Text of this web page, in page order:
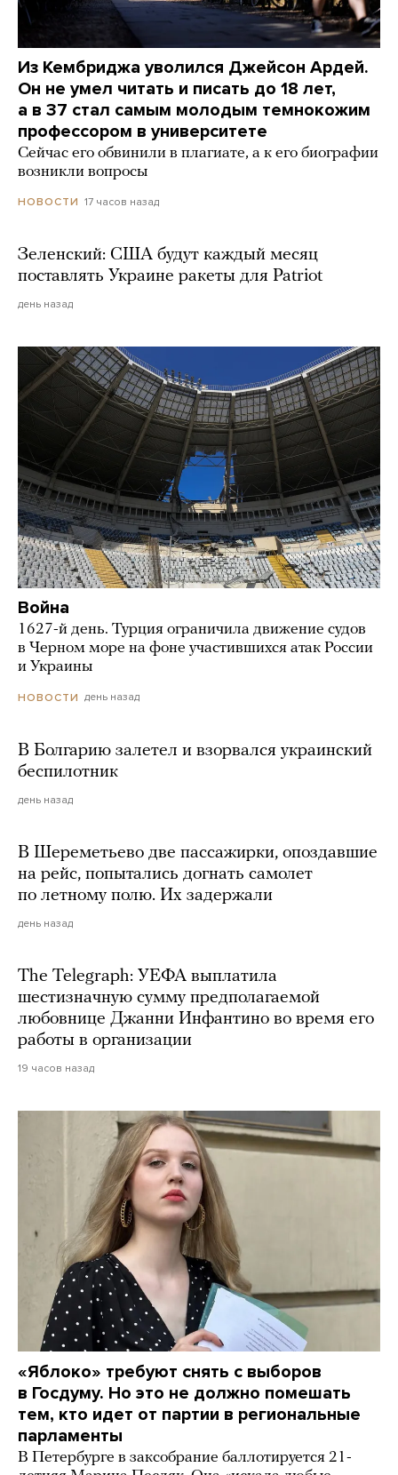
Из Кембриджа уволился Джейсон Ардей.
Он не умел читать и писать до 18 лет,
а в 37 стал самым молодым темнокожим
профессором в университете
Сейчас его обвинили в плагиате, а к его биографии
возникли вопросы
НОВОСТИ 17 часов назад
Зеленский: США будут каждый месяц
поставлять Украине ракеты для Patriot
день назад
Война
1627-й день. Турция ограничила движение судов
в Черном море на фоне участившихся атак России
и Украины
НОВОСТИ день назад
В Болгарию залетел и взорвался украинский
беспилотник
день назад
В Шереметьево две пассажирки, опоздавшие
на рейс, попытались догнать самолет
по летному полю. Их задержали
день назад
The Telegraph: УЕФА выплатила
шестизначную сумму предполагаемой
любовнице Джанни Инфантино во время его
работы в организации
19 часов назад
«Яблоко» требуют снять с выборов
в Госдуму. Но это не должно помешать
тем, кто идет от партии в региональные
парламенты
В Петербурге в заксобрание баллотируется 21-